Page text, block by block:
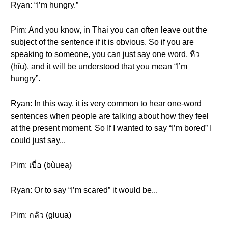
Ryan: “I’m hungry.”
Pim: And you know, in Thai you can often leave out the
subject of the sentence if it is obvious. So if you are
speaking to someone, you can just say one word, หิว
(hǐu), and it will be understood that you mean “I’m
hungry”.
Ryan: In this way, it is very common to hear one-word
sentences when people are talking about how they feel
at the present moment. So If I wanted to say “I’m bored” I
could just say...
Pim: เบื่อ (bùuea)
Ryan: Or to say “I’m scared” it would be...
Pim: กลัว (gluua)